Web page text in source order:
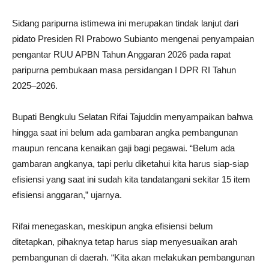
Sidang paripurna istimewa ini merupakan tindak lanjut dari
pidato Presiden RI Prabowo Subianto mengenai penyampaian
pengantar RUU APBN Tahun Anggaran 2026 pada rapat
paripurna pembukaan masa persidangan I DPR RI Tahun
2025–2026.
Bupati Bengkulu Selatan Rifai Tajuddin menyampaikan bahwa
hingga saat ini belum ada gambaran angka pembangunan
maupun rencana kenaikan gaji bagi pegawai. “Belum ada
gambaran angkanya, tapi perlu diketahui kita harus siap-siap
efisiensi yang saat ini sudah kita tandatangani sekitar 15 item
efisiensi anggaran,” ujarnya.
Rifai menegaskan, meskipun angka efisiensi belum
ditetapkan, pihaknya tetap harus siap menyesuaikan arah
pembangunan di daerah. “Kita akan melakukan pembangunan